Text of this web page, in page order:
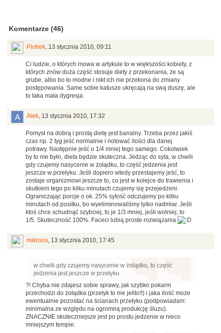
Komentarze (46)
Piotrek, 13 stycznia 2010, 09:11
Ci ludzie, o których mowa w artykule to w większości kobiety, z
których znów duża część stosuje diety z przekonania, że są
grube, albo bo to modne i nikt ich nie przekona do zmiany
postępowania. Same sobie katusze ukręcają na swą duszę, ale
to taka mała dygresja.
Alek, 13 stycznia 2010, 17:32
Pomysł na dobrą i prostą dietę jest banalny. Trzeba przez jakiś
czas np. 2 tyg jeść normalnie i notować ilości dla danej
potrawy. Następnie jeść o 1/4 mniej tego samego. Cokolwiek
by to nie było, dieta będzie skuteczna. Jedząc do syta, w chwili
gdy czujemy nasycenie w żołądku, to część jedzenia jest
jeszcze w przełyku. Jeśli dopiero wtedy przestajemy jeść, to
zostaje organizmowi jeszcze to, co jest w kolejce do trawienia i
skutkiem tego po kilku minutach czujemy się przejedzeni.
Ograniczając porcje o ok. 25% sytość odczujemy po kilku
minutach od posiłku, bo wyeliminowaliśmy tylko nadmiar. Jeśli
ktoś chce schudnąć szybciej, to je 1/3 mniej, jeśli wolniej, to
1/5. Skuteczność 100%. Faceci lubią proste rozwiązania
mikroos, 13 stycznia 2010, 17:45
w chwili gdy czujemy nasycenie w żołądku, to część
jedzenia jest jeszcze w przełyku.
?! Chyba nie zdajesz sobie sprawy, jak szybko pokarm
przechodzi do żołądka (przełyk to nie jelito!!) i jaka ilość może
ewentualnie pozostać na ścianach przełyku (podpowiadam:
minimalna ze względu na ogromną produkcję śluzu).
ZNACZNIE skuteczniejsze jest po prostu jedzenie w nieco
mniejszym tempie.